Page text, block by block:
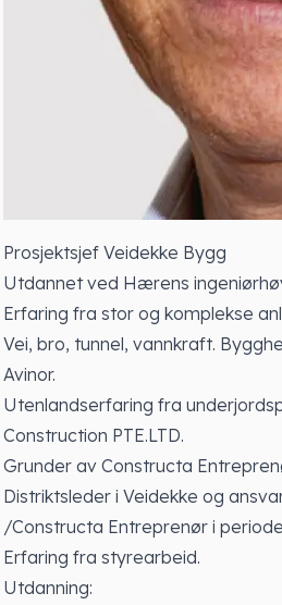
Prosjektsjef Veidekke Bygg
Utdannet ved Hærens
Erfaring fra stor og komplekse
Vei, bro, tunnel, vannkraft.
Avinor.
Utenlandserfaring fra
Construction PTE.LTD.
Grunder av Constructa
Distriktsleder i Veidekke og
/Constructa Entreprenør i
Erfaring fra styrearbeid.
Utdanning: